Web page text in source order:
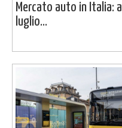
Mercato auto in Italia: a
luglio...